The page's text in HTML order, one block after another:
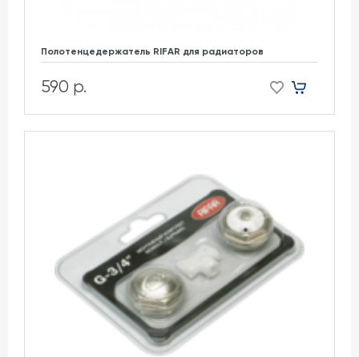
Полотенцедержатель RIFAR для радиаторов
590 р.